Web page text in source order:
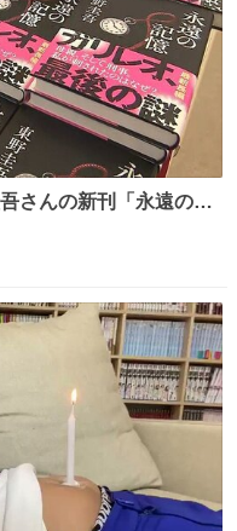
さんの新刊「永遠の記
ズ最新作
が足を運んでいた。